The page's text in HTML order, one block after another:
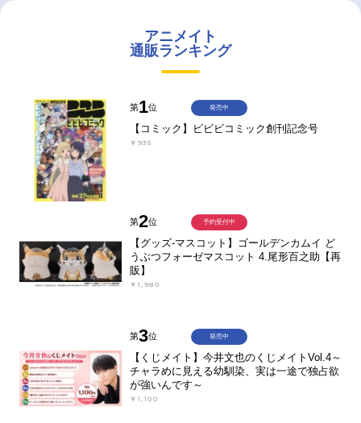
アニメイト
通販ランキング
第1位
【コミック】ビビビコミック創刊記念号
￥935
発売中
第2位
【グッズ-マスコット】ゴールデンカムイ ど
うぶつフォーゼマスコット 4.尾形百之助【再
販】
￥1,980
予約受付中
第3位
【くじメイト】今井文也のくじメイトVol.4～
チャラめに見える幼馴染、実は一途で独占欲
が強いんです～
￥1,100
発売中